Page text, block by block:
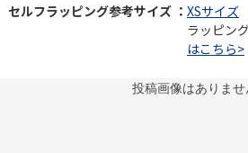
セルフラッピング参考サイズ ： XSサイズ
ラッピン
はこちら>
投稿画像はありませ